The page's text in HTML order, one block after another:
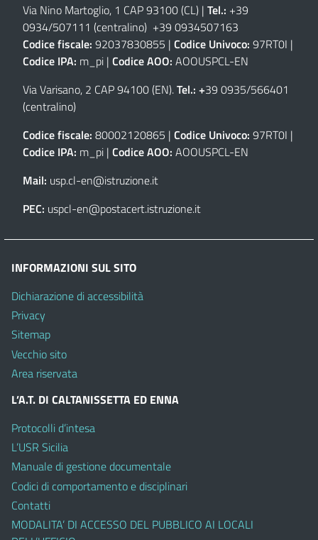
Via Nino Martoglio, 1 CAP 93100 (CL) | Tel.: +39
0934/507111 (centralino) +39 0934507163
Codice fiscale: 92037830855 | Codice Univoco: 97RT0I |
Codice IPA: m_pi | Codice AOO: AOOUSPCL-EN
Via Varisano, 2 CAP 94100 (EN).Tel.: +39 0935/566401
(centralino)
Codice fiscale: 80002120865 | Codice Univoco: 97RT0I |
Codice IPA: m_pi | Codice AOO: AOOUSPCL-EN
Mail: usp.cl-en@istruzione.it
PEC: uspcl-en@postacert.istruzione.it
INFORMAZIONI SUL SITO
Dichiarazione di accessibilità
Privacy
Sitemap
Vecchio sito
Area riservata
L’A.T. DI CALTANISSETTA ED ENNA
Protocolli d’intesa
L’USR Sicilia
Manuale di gestione documentale
Codici di comportamento e disciplinari
Contatti
MODALITA’ DI ACCESSO DEL PUBBLICO AI LOCALI